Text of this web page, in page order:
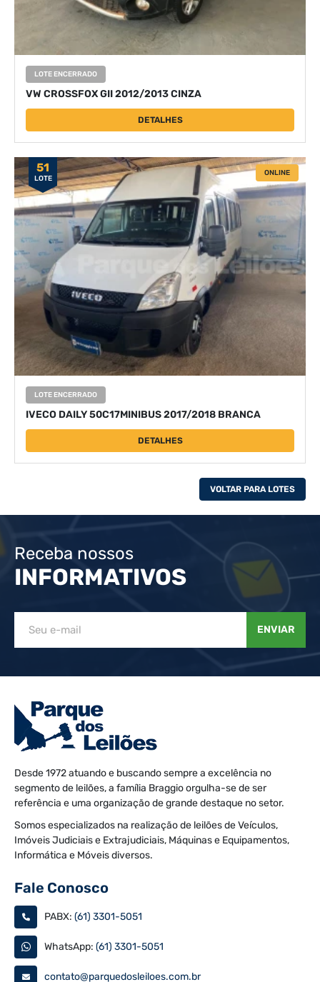
LOTE ENCERRADO
VW CROSSFOX GII 2012/2013 CINZA
DETALHES
51
LOTE
ONLINE
LOTE ENCERRADO
IVECO DAILY 50C17MINIBUS 2017/2018 BRANCA
DETALHES
VOLTAR PARA LOTES
Receba nossos
INFORMATIVOS
ENVIAR
Desde 1972 atuando e buscando sempre a excelência no
segmento de leilões, a família Braggio orgulha-se de ser
referência e uma organização de grande destaque no setor.
Somos especializados na realização de leilões de Veículos,
Imóveis Judiciais e Extrajudiciais, Máquinas e Equipamentos,
Informática e Móveis diversos.
Fale Conosco
PABX: (61) 3301-5051
WhatsApp: (61) 3301-5051
contato@parquedosleiloes.com.br